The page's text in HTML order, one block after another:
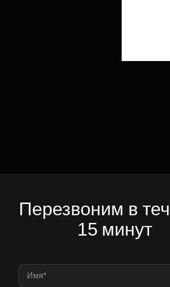
Перезвоним в
15 минут